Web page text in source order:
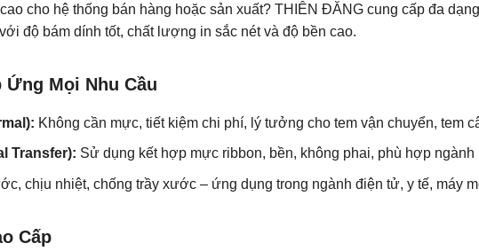
cho hệ thống bán hàng hoặc sản xuất? THIÊN ĐĂNG cung cấp đa
với độ bám dính tốt, chất lượng in sắc nét và độ bền cao.
Mọi Nhu Cầu
Không cần mực, tiết kiệm chi phí, lý tưởng cho tem vận chuyển, tem
Transfer): Sử dụng kết hợp mực ribbon, bền, không phai, phù hợp ngành
chịu nhiệt, chống trầy xước – ứng dụng trong ngành điện tử, y tế, máy
Cấp